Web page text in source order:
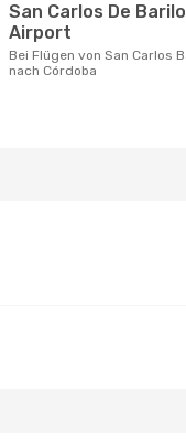
San Carlos De Bariloche
Airport
Bei Flügen von San Carlos Bariloche
nach Córdoba